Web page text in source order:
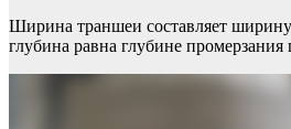
Ширина траншеи составляет
глубина равна глубине